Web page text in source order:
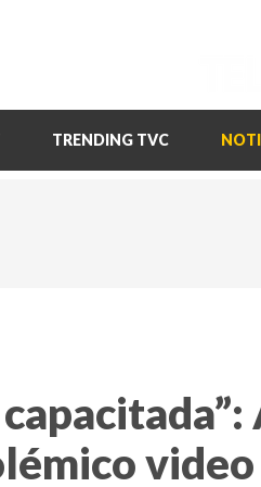
TRENDING TVC
video